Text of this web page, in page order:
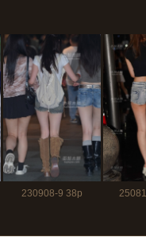
230908-9 38p